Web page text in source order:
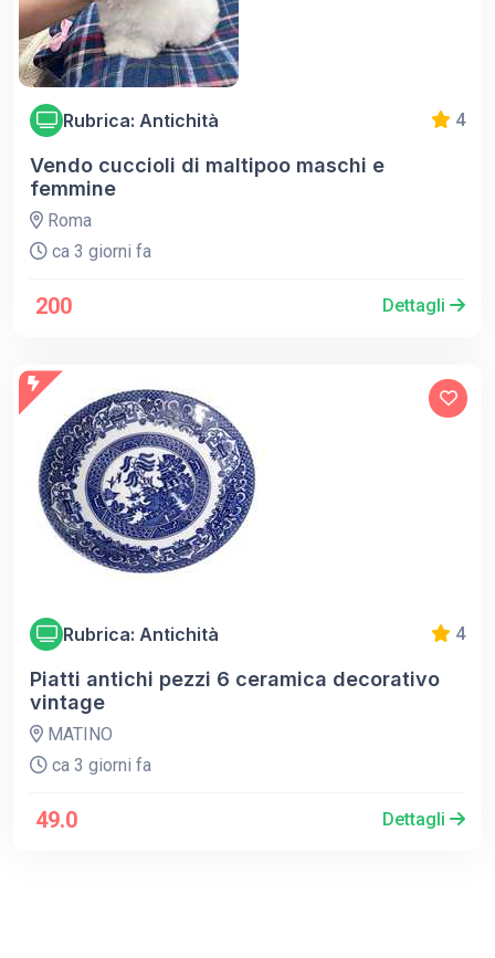
Rubrica: Antichità 4
Vendo cuccioli di maltipoo maschi e
femmine
Roma
ca 3 giorni fa
200 Dettagli
Rubrica: Antichità 4
Piatti antichi pezzi 6 ceramica decorativo
vintage
MATINO
ca 3 giorni fa
49.0 Dettagli